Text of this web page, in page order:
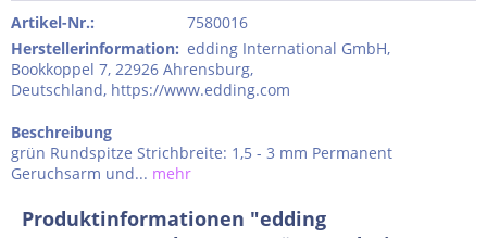
Artikel-Nr.:
7580016
Herstellerinformation: edding International GmbH,
Bookkoppel 7, 22926 Ahrensburg,
Deutschland, https://www.edding.com
Beschreibung
grün Rundspitze Strichbreite: 1,5 - 3 mm Permanent
Geruchsarm und... mehr
Produktinformationen "edding